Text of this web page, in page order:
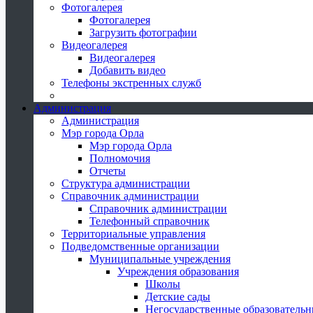
Фотогалерея
Фотогалерея
Загрузить фотографии
Видеогалерея
Видеогалерея
Добавить видео
Телефоны экстренных служб
Администрация
Администрация
Мэр города Орла
Мэр города Орла
Полномочия
Отчеты
Структура администрации
Справочник администрации
Справочник администрации
Телефонный справочник
Территориальные управления
Подведомственные организации
Муниципальные учреждения
Учреждения образования
Школы
Детские сады
Негосударственные